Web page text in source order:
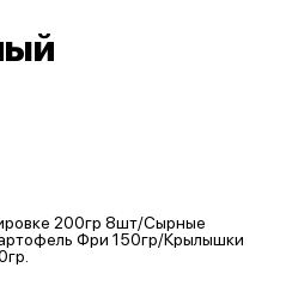
200гр 8шт/Сырные
Фри 150гр/Крылышки